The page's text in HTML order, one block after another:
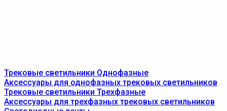
Трековые светильники Однофазные
Аксессуары для однофазных трековых светильников
Трековые светильники Трехфазные
Аксессуары для трехфазных трековых светильников